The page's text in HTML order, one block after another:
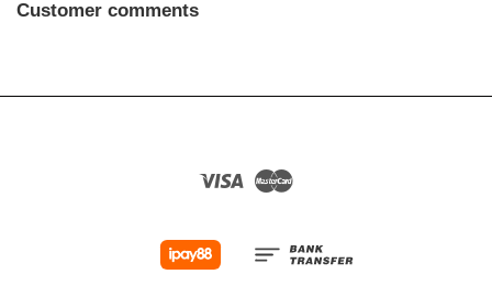
Customer comments
Visa